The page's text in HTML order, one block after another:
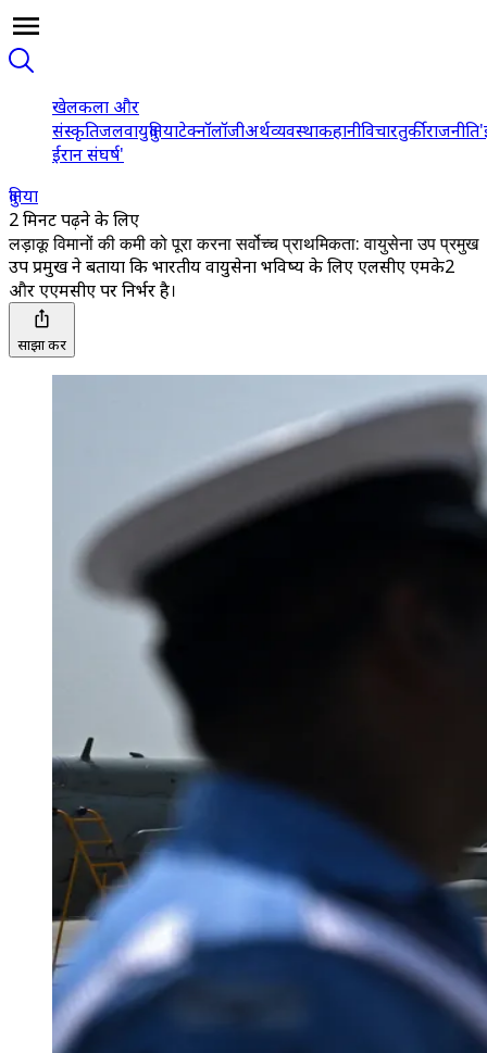
खेलकला और
संस्कृतिजलवायुदुनियाटेक्नॉलॉजीअर्थव्यवस्थाकहानीविचारतुर्कीराजनीति
ईरान संघर्ष'
दुनिया
2 मिनट पढ़ने के लिए
लड़ाकू विमानों की कमी को पूरा करना सर्वोच्च प्राथमिकता: वायुसेना उप प्रमुख
उप प्रमुख ने बताया कि भारतीय वायुसेना भविष्य के लिए एलसीए एमके2
और एएमसीए पर निर्भर है।
साझा करें